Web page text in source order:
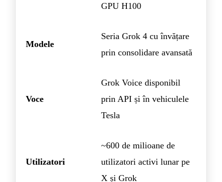
GPU H100
Modele
Seria Grok 4 cu învățare
prin consolidare avansată
Voce
Grok Voice disponibil
prin API și în vehiculele
Tesla
Utilizatori
~600 de milioane de
utilizatori activi lunar pe
X și Grok